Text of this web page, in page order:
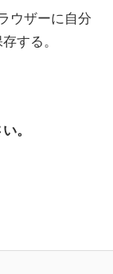
ウザーに自分
する。
。